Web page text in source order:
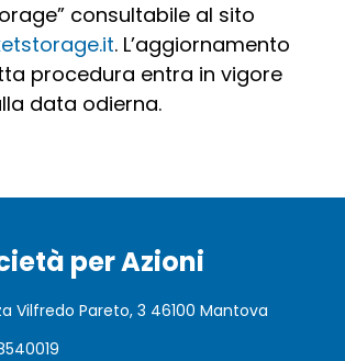
consultabile al sito
. L’aggiornamento
procedura entra in vigore
data odierna.
per Azioni
Vilfredo Pareto, 3 46100 Mantova